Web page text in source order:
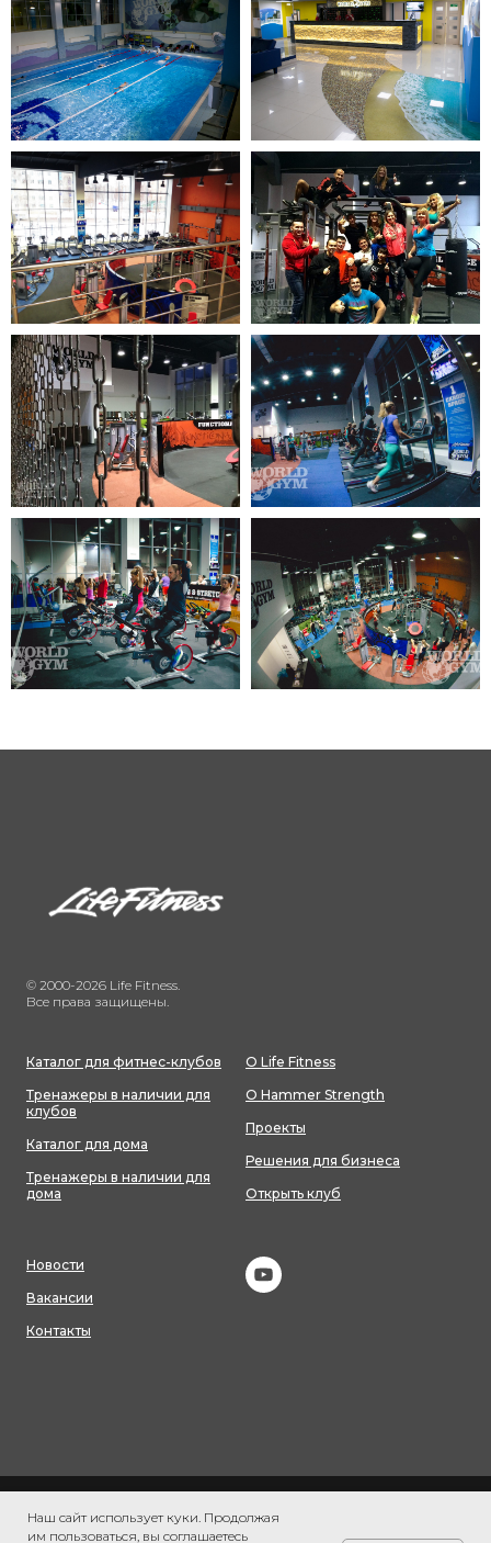
Наш сайт использует куки. Продолжая
им пользоваться, вы соглашаетесь
© 2000-2026 Life Fitness.
Все права защищены.
Каталог для фитнес-клубов
Тренажеры в наличии для
клубов
Каталог для дома
Тренажеры в наличии для
дома
О Life Fitness
О Hammer Strength
Проекты
Решения для бизнеса
Открыть клуб
Новости
Вакансии
Контакты
Согласие на обработку персональных данных
конфиденциальности
Политика обработки персональных данных